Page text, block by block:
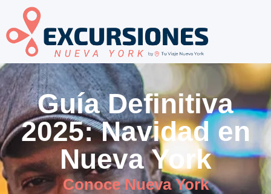
Guía Definitiva
2025: Navidad en
Nueva York
Conoce Nueva York